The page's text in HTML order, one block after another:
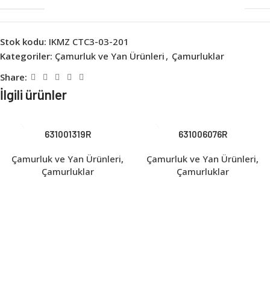
Stok kodu: IKMZ CTC3-03-201
Kategoriler: Çamurluk ve Yan Ürünleri , Çamurluklar
Share:
İlgili ürünler
631001319R
Çamurluk ve Yan Ürünleri,
Çamurluklar
631006076R
Çamurluk ve Yan Ürünleri,
Çamurluklar